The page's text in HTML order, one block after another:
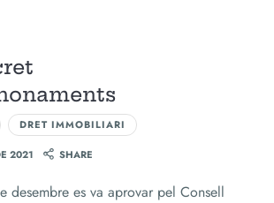
DRET IMMOBILIARI
2021 SHARE
desembre es va aprovar pel Consell